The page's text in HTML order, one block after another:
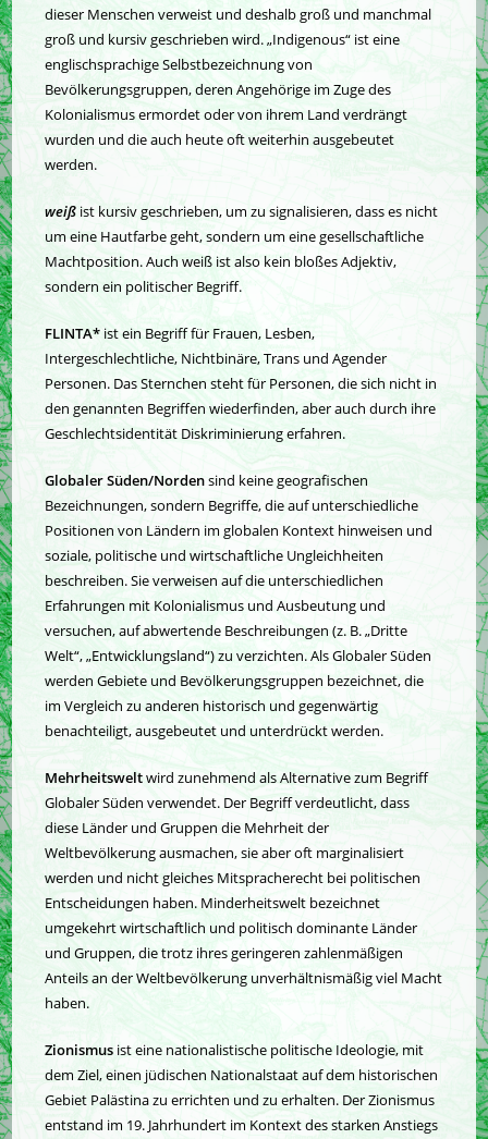
dieser Menschen verweist und deshalb groß und manchmal
groß und kursiv geschrieben wird. „Indigenous“ ist eine
englischsprachige Selbstbezeichnung von
Bevölkerungsgruppen, deren Angehörige im Zuge des
Kolonialismus ermordet oder von ihrem Land verdrängt
wurden und die auch heute oft weiterhin ausgebeutet
werden.
weiß ist kursiv geschrieben, um zu signalisieren, dass es nicht
um eine Hautfarbe geht, sondern um eine gesellschaftliche
Machtposition. Auch weiß ist also kein bloßes Adjektiv,
sondern ein politischer Begriff.
FLINTA* ist ein Begriff für Frauen, Lesben,
Intergeschlechtliche, Nichtbinäre, Trans und Agender
Personen. Das Sternchen steht für Personen, die sich nicht in
den genannten Begriffen wiederfinden, aber auch durch ihre
Geschlechtsidentität Diskriminierung erfahren.
Globaler Süden/Nordensind keine geografischen
Bezeichnungen, sondern Begriffe, die auf unterschiedliche
Positionen von Ländern im globalen Kontext hinweisen und
soziale, politische und wirtschaftliche Ungleichheiten
beschreiben. Sie verweisen auf die unterschiedlichen
Erfahrungen mit Kolonialismus und Ausbeutung und
versuchen, auf abwertende Beschreibungen (z. B. „Dritte
Welt“, „Entwicklungsland“) zu verzichten. Als Globaler Süden
werden Gebiete und Bevölkerungsgruppen bezeichnet, die
im Vergleich zu anderen historisch und gegenwärtig
benachteiligt, ausgebeutet und unterdrückt werden.
Mehrheitsweltwird zunehmend als Alternative zum Begriff
Globaler Süden verwendet. Der Begriff verdeutlicht, dass
diese Länder und Gruppen die Mehrheit der
Weltbevölkerung ausmachen, sie aber oft marginalisiert
werden und nicht gleiches Mitspracherecht bei politischen
Entscheidungen haben. Minderheitswelt bezeichnet
umgekehrt wirtschaftlich und politisch dominante Länder
und Gruppen, die trotz ihres geringeren zahlenmäßigen
Anteils an der Weltbevölkerung unverhältnismäßig viel Macht
haben.
Zionismus ist eine nationalistische politische Ideologie, mit
dem Ziel, einen jüdischen Nationalstaat auf dem historischen
Gebiet Palästina zu errichten und zu erhalten. Der Zionismus
entstand im 19. Jahrhundert im Kontext des starken Anstiegs